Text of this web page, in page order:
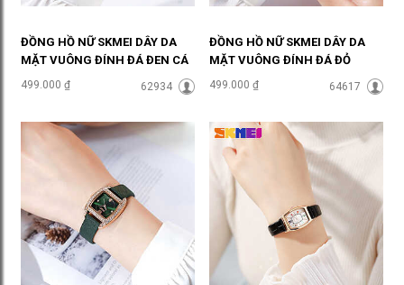
ĐỒNG HỒ NỮ SKMEI DÂY DA
MẶT VUÔNG ĐÍNH ĐÁ ĐEN CÁ
TÍNH ĐHĐ36503
499.000 ₫ 62934
ĐỒNG HỒ NỮ SKMEI DÂY DA
MẶT VUÔNG ĐÍNH ĐÁ ĐỎ
QUYẾN RŨ ĐHĐ36502
499.000 ₫ 64617